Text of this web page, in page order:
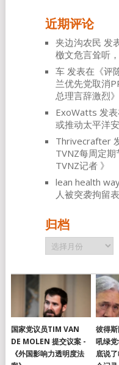
近期评论
夹边沟农民 发
檄文危言耸听
车发表在《评
兰优先党取消
总理言辞激烈》
ExoWatts 发
或推动太平洋
Thrivecrafter
TVNZ每周定
TVNZ记者 》
lean health
人被突袭拘留
归档
归
档
国家党议员TIM VAN
DE MOLEN 提交议案 -
《外国影响力透明度法
彼得
吼绿
底说